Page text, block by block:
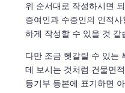
위 순서대로 작성하시면
증여인과 수증인의 인적
하게 작성할 수 있을 것 같
다만 조금 헷갈릴 수 있는
데 보시는 것처럼 건물면
등기부 등본에 표기하면